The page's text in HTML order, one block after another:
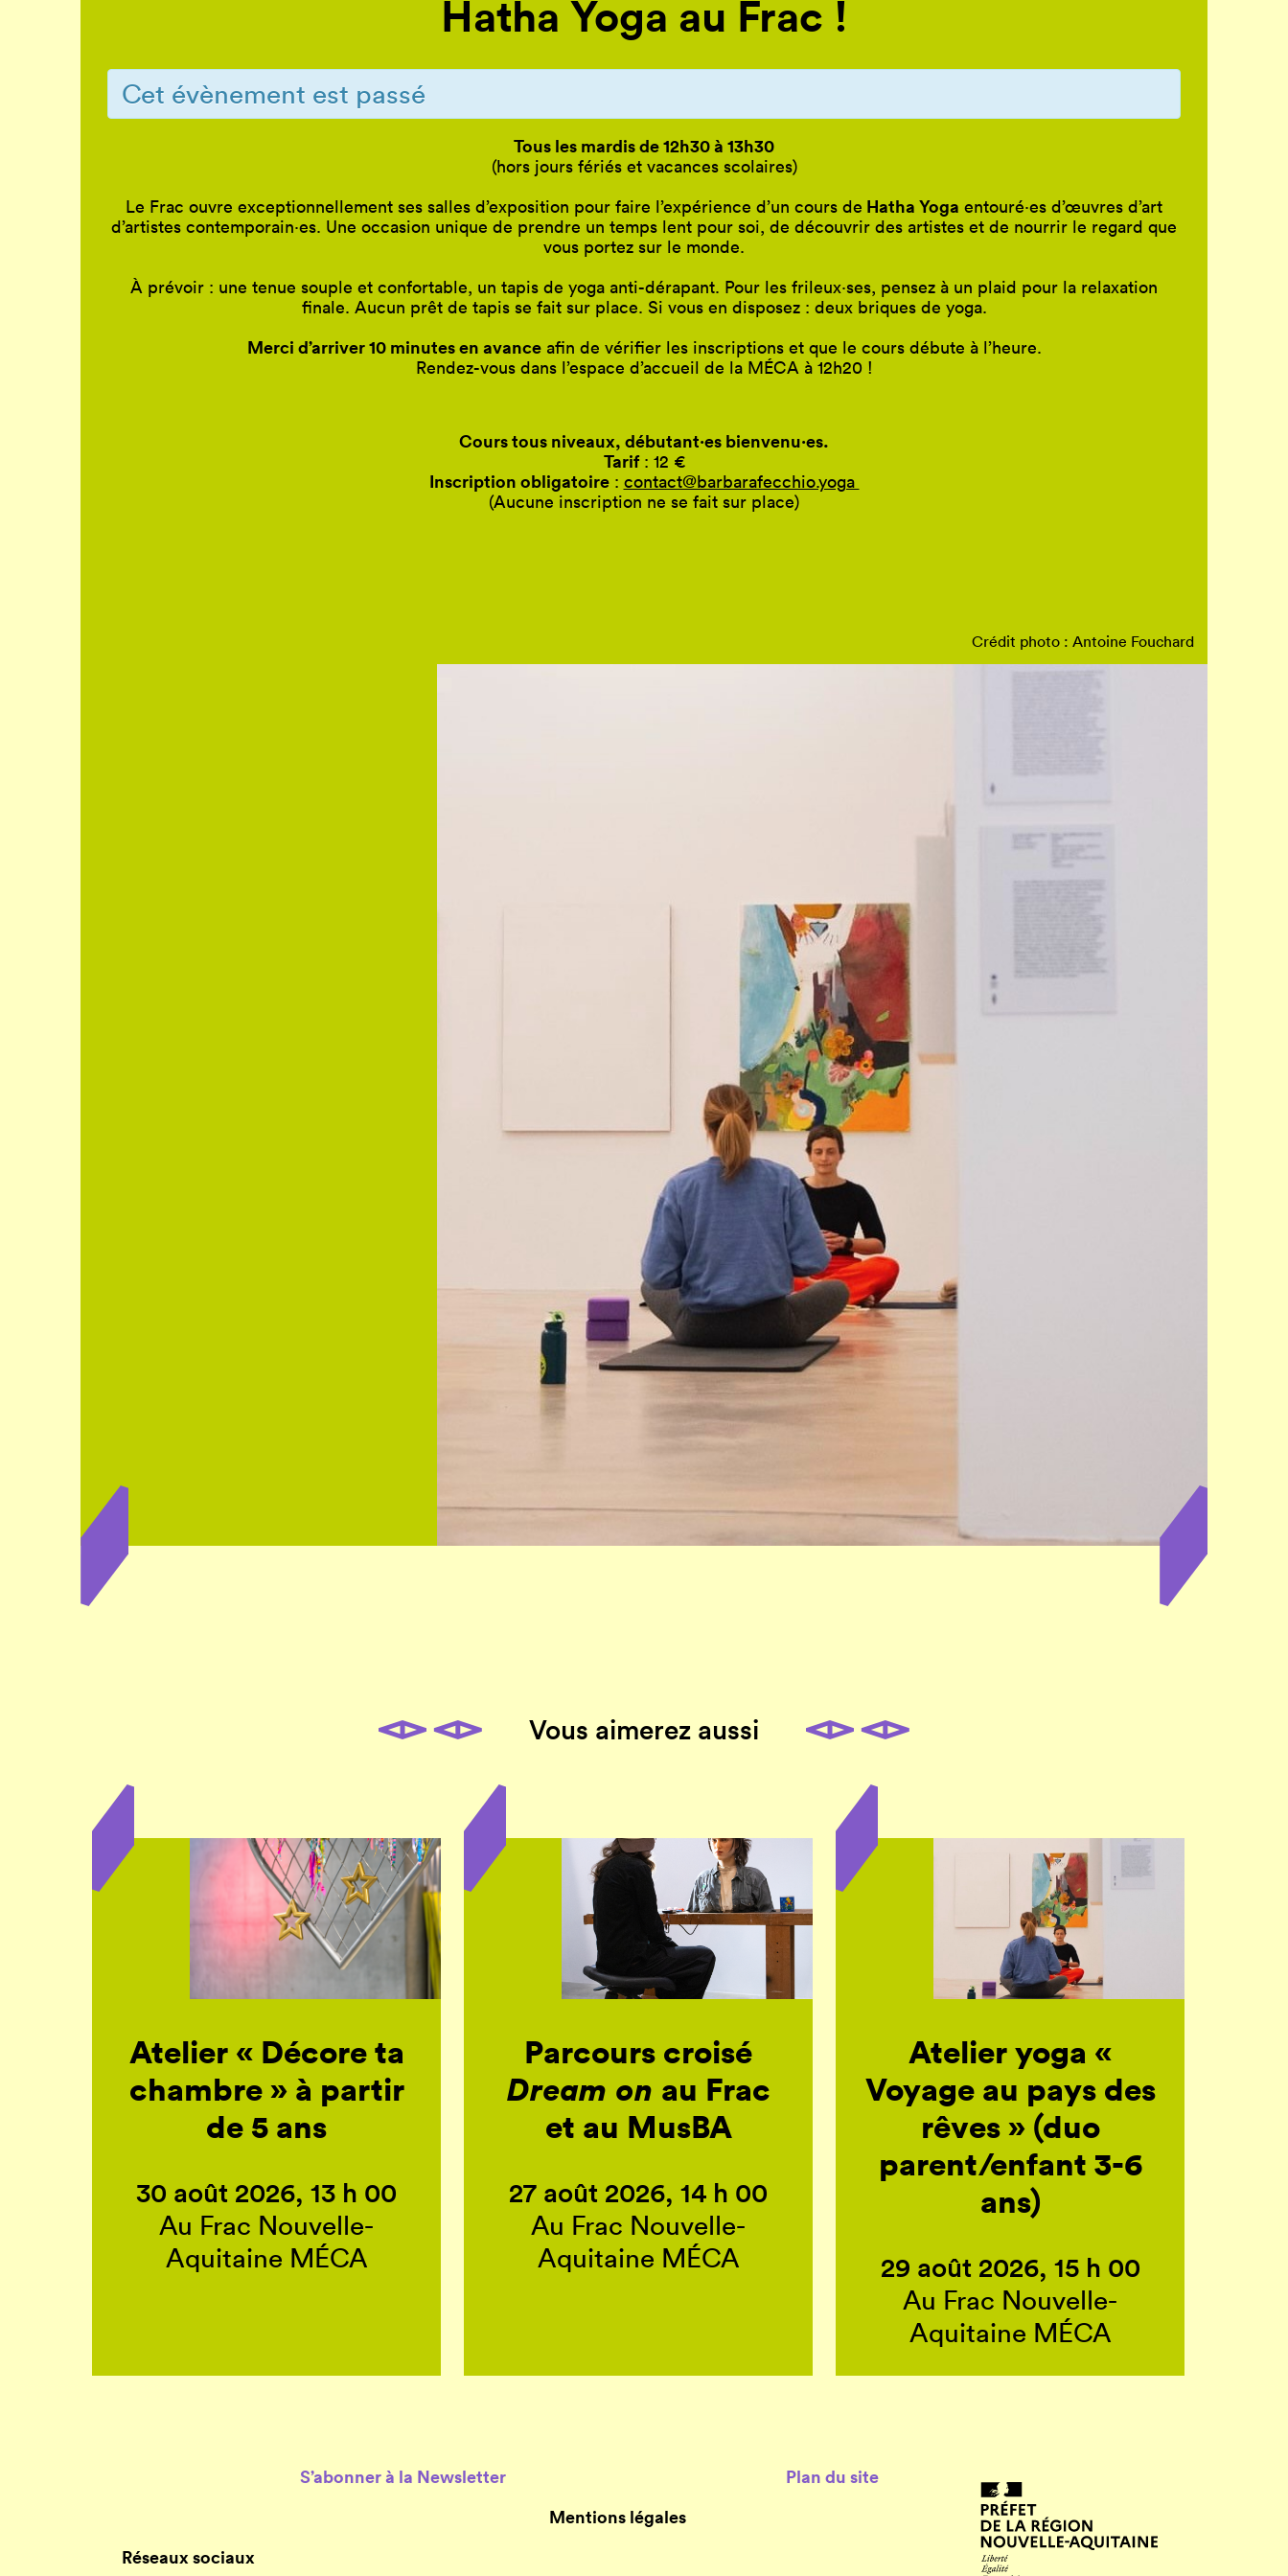
Hatha Yoga au Frac !
Cet évènement est passé
Tous les mardis de 12h30 à 13h30
(hors jours fériés et vacances scolaires)
Le Frac ouvre exceptionnellement ses salles d’exposition pour faire l’expérience d’un cours de Hatha Yoga entouré·es d’œuvres d’art
d’artistes contemporain·es. Une occasion unique de prendre un temps lent pour soi, de découvrir des artistes et de nourrir le regard que
vous portez sur le monde.
À prévoir : une tenue souple et confortable, un tapis de yoga anti-dérapant. Pour les frileux·ses, pensez à un plaid pour la relaxation
finale. Aucun prêt de tapis se fait sur place. Si vous en disposez : deux briques de yoga.
Merci d’arriver 10 minutes en avanceafin de vérifier les inscriptions et que le cours débute à l’heure.
Rendez-vous dans l’espace d’accueil de la MÉCA à 12h20 !
Cours tous niveaux, débutant·es bienvenu·es.
Tarif: 12 €
Inscription obligatoire: contact@barbarafecchio.yoga
(Aucune inscription ne se fait sur place)
Crédit photo : Antoine Fouchard
Vous aimerez aussi
Atelier « Décore ta
chambre » à partir
de 5 ans
30 août 2026, 13 h 00
Au Frac Nouvelle-
Aquitaine MÉCA
Parcours croisé
Dream on au Frac
et au MusBA
27 août 2026, 14 h 00
Au Frac Nouvelle-
Aquitaine MÉCA
Atelier yoga «
Voyage au pays des
rêves » (duo
parent/enfant 3-6
ans)
29 août 2026, 15 h 00
Au Frac Nouvelle-
Aquitaine MÉCA
Réseaux sociaux
S’abonner à la Newsletter
Mentions légales
Plan du site